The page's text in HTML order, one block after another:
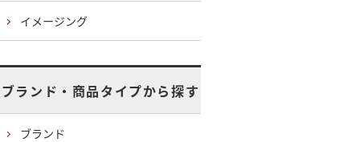
イメージング
ブランド・商品タイプから探す
ブランド